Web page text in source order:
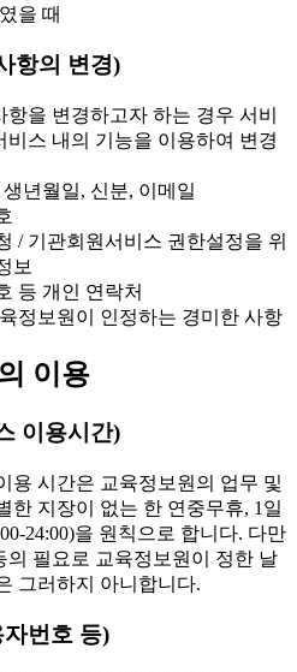
을 때
항의 변경)
을 변경하고자 하는 경우 서비
비스 내의 기능을 이용하여 변경
년월일, 신분, 이메일
/ 기관회원서비스 권한설정을 위
보
등 개인 연락처
정보원이 인정하는 경미한 사항
이용
이용시간)
용 시간은 교육정보원의 업무 및
한 지장이 없는 한 연중무휴, 1일
24:00)을 원칙으로 합니다. 다만
의 필요로 교육정보원이 정한 날
그러하지 아니합니다.
번호 등)